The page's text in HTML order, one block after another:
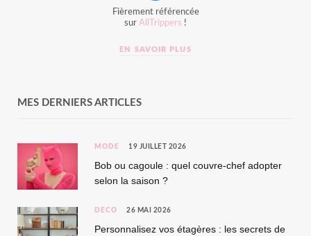
Fièrement référencée
sur AllTrippers !
EN SAVOIR PLUS
MES DERNIERS ARTICLES
MODE 19 JUILLET 2026
Bob ou cagoule : quel couvre-chef adopter
selon la saison ?
DÉCO 26 MAI 2026
Personnalisez vos étagères : les secrets de